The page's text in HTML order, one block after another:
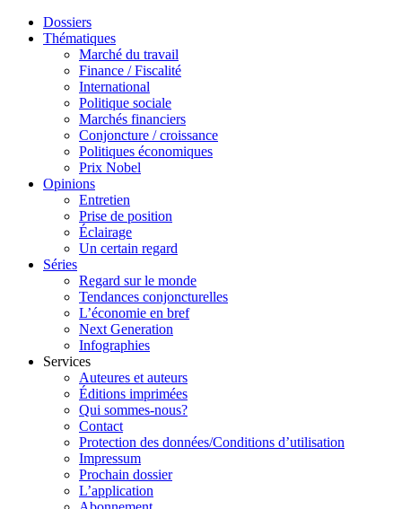
Dossiers
Thématiques
Marché du travail
Finance / Fiscalité
International
Politique sociale
Marchés financiers
Conjoncture / croissance
Politiques économiques
Prix Nobel
Opinions
Entretien
Prise de position
Éclairage
Un certain regard
Séries
Regard sur le monde
Tendances conjoncturelles
L’économie en bref
Next Generation
Infographies
Services
Auteures et auteurs
Éditions imprimées
Qui sommes-nous?
Contact
Protection des données/Conditions d’utilisation
Impressum
Prochain dossier
L’application